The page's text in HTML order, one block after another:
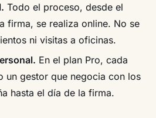
Todo el proceso, desde el
firma, se realiza online. No se
ni visitas a oficinas.
En el plan Pro, cada
un gestor que negocia con los
hasta el día de la firma.